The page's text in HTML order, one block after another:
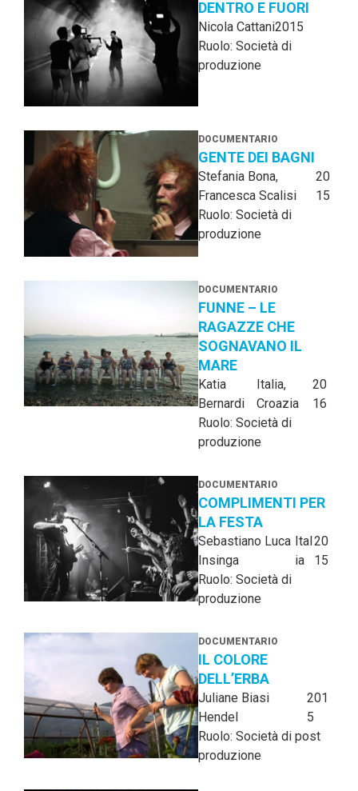
DENTRO E FUORI
Nicola Cattani2015
Ruolo: Società di
produzione
DOCUMENTARIO
GENTE DEI BAGNI
Stefania Bona,
Francesca Scalisi
20
15
Ruolo: Società di
produzione
DOCUMENTARIO
FUNNE – LE
RAGAZZE CHE
SOGNAVANO IL
MARE
Katia
Bernardi
Italia,
Croazia
20
16
Ruolo: Società di
produzione
DOCUMENTARIO
COMPLIMENTI PER
LA FESTA
Sebastiano Luca
Insinga
Ital
ia
20
15
Ruolo: Società di
produzione
DOCUMENTARIO
IL COLORE
DELL’ERBA
Juliane Biasi
Hendel
201
5
Ruolo: Società di post
produzione